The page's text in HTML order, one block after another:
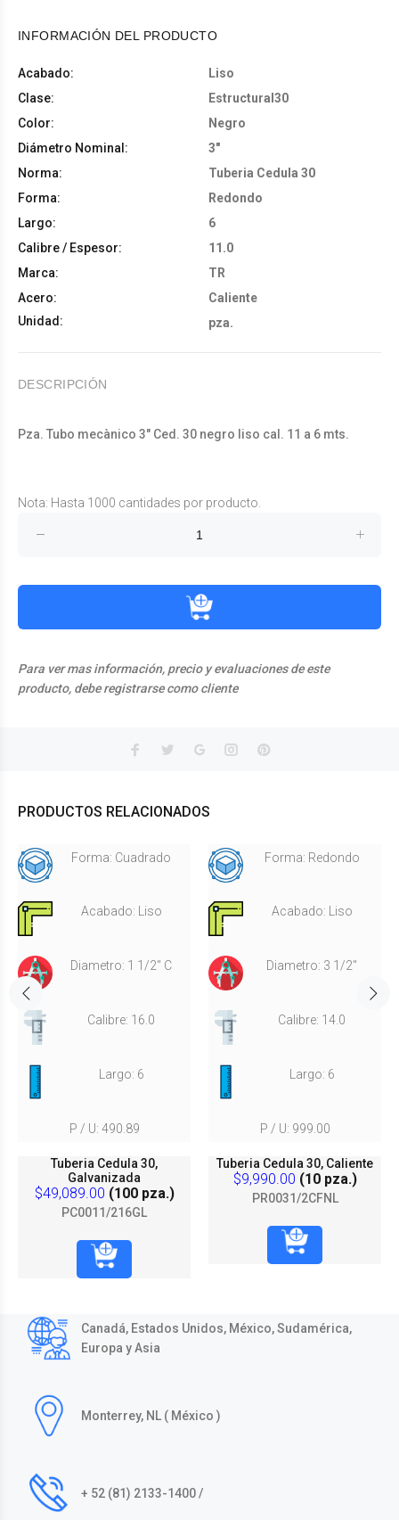
INFORMACIÓN DEL PRODUCTO
Acabado:
Liso
Clase:
Estructural30
Color:
Negro
Diámetro Nominal:
3"
Norma:
Tuberia Cedula 30
Forma:
Redondo
Largo:
6
Calibre / Espesor:
11.0
Marca:
TR
Acero:
Caliente
Unidad:
pza.
DESCRIPCIÓN
Pza. Tubo mecànico 3" Ced. 30 negro liso cal. 11 a 6 mts.
Nota: Hasta 1000 cantidades por producto.
Para ver mas información, precio y evaluaciones de este
producto, debe registrarse como cliente
PRODUCTOS RELACIONADOS
Forma: Cuadrado
Acabado: Liso
Diametro: 1 1/2" C
Calibre: 16.0
Largo: 6
P / U: 490.89
Tuberia Cedula 30,
Galvanizada
$49,089.00 (100 pza.)
PC0011/216GL
Forma: Redondo
Acabado: Liso
Diametro: 3 1/2"
Calibre: 14.0
Largo: 6
P / U: 999.00
Tuberia Cedula 30, Caliente
$9,990.00 (10 pza.)
PR0031/2CFNL
Canadá, Estados Unidos, México, Sudamérica,
Europa y Asia
Monterrey, NL ( México )
+ 52 (81) 2133-1400 /